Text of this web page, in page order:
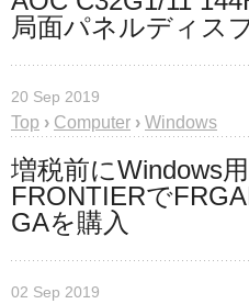
局面パネルディス
20 Sep 2019
Top › Computer › Windows
増税前にWindows
FRONTIERで
GAを購入
02 Sep 2019